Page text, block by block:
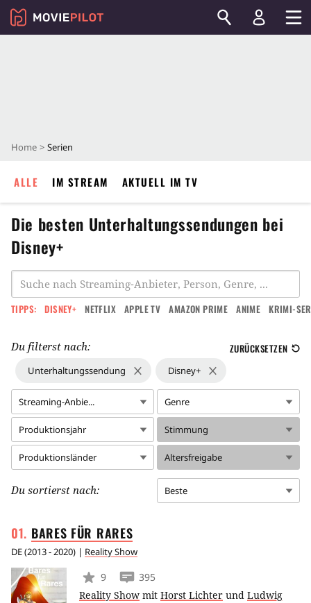
Home Serien
ALLE IM STREAM AKTUELL IM TV
Die besten Unterhaltungssendungen bei
Disney+
TIPPS: DISNEY+ NETFLIX APPLE TV AMAZON PRIME ANIME KRIMI-
Du filterst nach: ZURÜCKSETZEN
Unterhaltungssendung Disney+
Streaming-Anbie... Genre
Produktionsjahr Stimmung
Produktionsländer Altersfreigabe
Du sortierst nach: Beste
BARES FÜR RARES
DE(2013 - 2020) | Reality Show
9
395
Reality Show mit Horst Lichter und Ludwig